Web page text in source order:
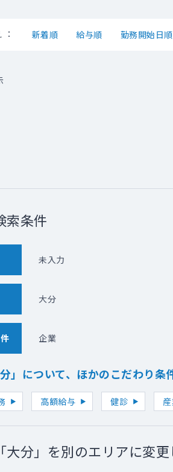
新着順 給与順 勤務開始日順
索条件
未入力
大分
企業
」について、ほかのこだわり条
高額給与 健診
大分」を別のエリアに変